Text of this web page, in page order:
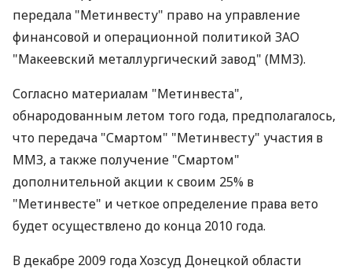
передала "Метинвесту" право на управление
финансовой и операционной политикой ЗАО
"Макеевский металлургический завод" (ММЗ).
Согласно материалам "Метинвеста",
обнародованным летом того года, предполагалось,
что передача "Смартом" "Метинвесту" участия в
ММЗ, а также получение "Смартом"
дополнительной акции к своим 25% в
"Метинвесте" и четкое определение права вето
будет осуществлено до конца 2010 года.
В декабре 2009 года Хозсуд Донецкой области